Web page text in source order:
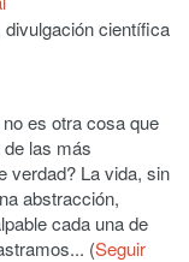
científica
es otra cosa que
las más
verdad? La vida, sin
abstracción,
cada una de
(Seguir